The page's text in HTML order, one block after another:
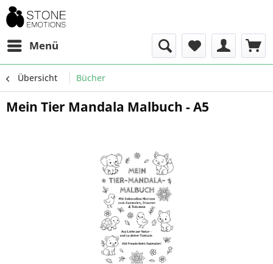
Menü
Übersicht Bücher
Mein Tier Mandala Malbuch - A5